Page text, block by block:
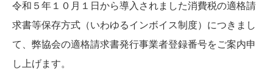
令和５年１０月１日から導入されました消費税の適格請
求書等保存方式（いわゆるインボイス制度）につきまし
て、弊協会の適格請求書発行事業者登録番号をご案内申
し上げます。